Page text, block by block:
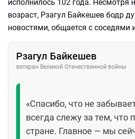
исполнилось 102 года. Несмотря
возраст, Рзагул Байкешев бодр
новостями, общается с соседями
Рзагул Байкешев
ветеран Великой Отечественной войны
«Спасибо, что не
всегда слежу за тем, что
стране. Главное — мы